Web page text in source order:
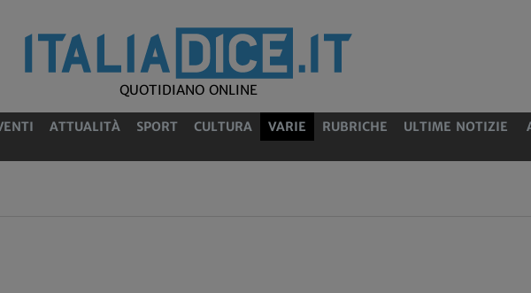
QUOTIDIANO ONLINE
ATTUALITÀ SPORT CULTURA VARIE RUBRICHE ULTIME NOTIZIE